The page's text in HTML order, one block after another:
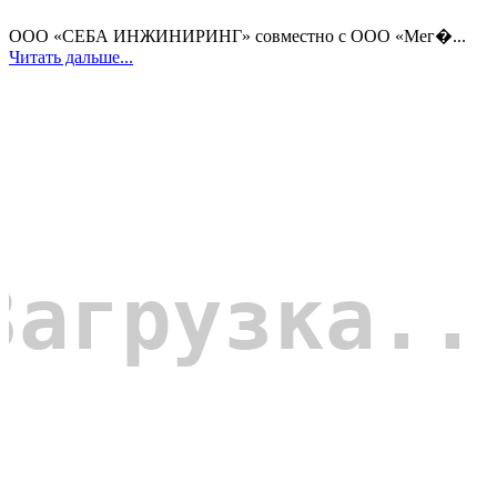
ООО «СЕБА ИНЖИНИРИНГ» совместно с ООО «Мег�...
Читать дальше...